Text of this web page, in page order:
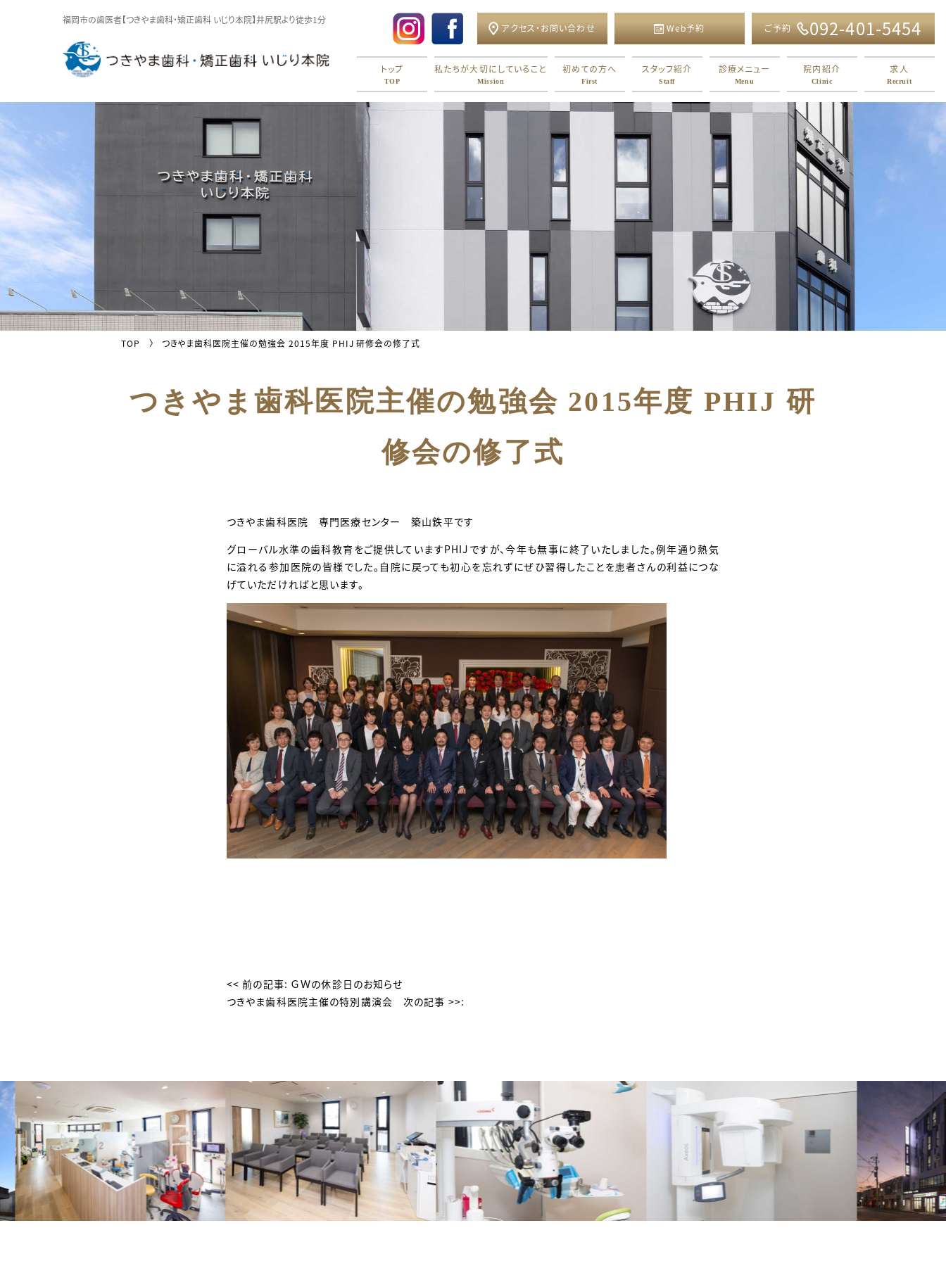
福岡市の歯医者【つきやま歯科・矯正歯科 いじり本院】井尻駅より徒歩1分
アクセス・お問い合わせ Web予約 ご予約 092-401-5454
トップ
TOP
私たちが大切にしていること
Mission
初めての方へ
First
スタッフ紹介
Staff
診療メニュー
Menu
院内紹介
Clinic
求人
Recruit
TOP つきやま歯科医院主催の勉強会 2015年度 PHIJ 研修会の修了式
つきやま歯科医院主催の勉強会 2015年度 PHIJ 研
修会の修了式
つきやま歯科医院 専門医療センター 築山鉄平です
グローバル水準の歯科教育をご提供していますPHIJですが、今年も無事に終了いたしました。例年通り熱気
に溢れる参加医院の皆様でした。自院に戻っても初心を忘れずにぜひ習得したことを患者さんの利益につな
げていただければと思います。
投
稿
<< 前の記事: ＧＷの休診日のお知らせ
つきやま歯科医院主催の特別講演会 次の記事 >>: